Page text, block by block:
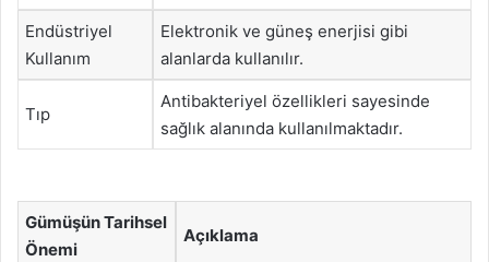
Endüstriyel
Kullanım
Elektronik ve güneş enerjisi gibi
alanlarda kullanılır.
Tıp
Antibakteriyel özellikleri sayesinde
sağlık alanında kullanılmaktadır.
Gümüşün Tarihsel
Önemi
Açıklama